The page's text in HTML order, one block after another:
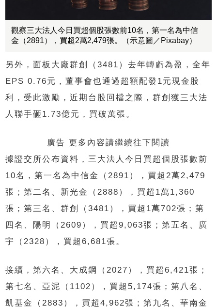
觀察​​​​​​三大法人今日買超個股張數前10名，第一名為中信
金（2891），買超2萬2,479張。（示意圖／Pixabay）
另外，面板大廠群創（3481）去年轉虧為盈，全年
EPS 0.76元，董事會也通過超額配發1元現金股
利，受此激勵，近期台股回檔之際，群創獲三大法
人聯手砸1.73億元，買破萬張。
廣告 更多內容請繼續往下閱讀
據證交所公布資料，三大法人今日買超個股張數前
10名，第一名為中信金（2891），買超2萬2,479
張；第二名、新光金（2888），買超1萬1,360
張；第三名、群創（3481），買超1萬702張；第
四名、陽明（2609），買超9,063張；第五名、廣
宇（2328），買超6,681張。
接續，第六名、大成鋼（2027），買超6,421張；
第七名、亞泥（1102），買超5,174張；第八名、
凱基金（2883），買超4,962張；第九名、華南金